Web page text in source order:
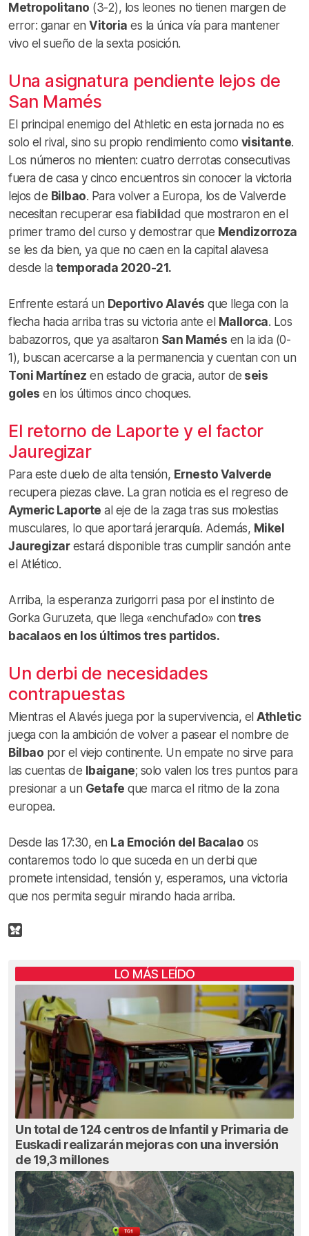
Metropolitano (3-2), los leones no tienen margen de
error: ganar en Vitoria es la única vía para mantener
vivo el sueño de la sexta posición.
Una asignatura pendiente lejos de
San Mamés
El principal enemigo del Athletic en esta jornada no es
solo el rival, sino su propio rendimiento como visitante.
Los números no mienten: cuatro derrotas consecutivas
fuera de casa y cinco encuentros sin conocer la victoria
lejos de Bilbao. Para volver a Europa, los de Valverde
necesitan recuperar esa fiabilidad que mostraron en el
primer tramo del curso y demostrar que Mendizorroza
se les da bien, ya que no caen en la capital alavesa
desde la temporada 2020-21.
Enfrente estará un Deportivo Alavés que llega con la
flecha hacia arriba tras su victoria ante el Mallorca. Los
babazorros, que ya asaltaron San Mamés en la ida (0-
1), buscan acercarse a la permanencia y cuentan con un
Toni Martínez en estado de gracia, autor de seis
goles en los últimos cinco choques.
El retorno de Laporte y el factor
Jauregizar
Para este duelo de alta tensión, Ernesto Valverde
recupera piezas clave. La gran noticia es el regreso de
Aymeric Laporte al eje de la zaga tras sus molestias
musculares, lo que aportará jerarquía. Además, Mikel
Jauregizarestará disponible tras cumplir sanción ante
el Atlético.
Arriba, la esperanza zurigorri pasa por el instinto de
Gorka Guruzeta, que llega «enchufado» con tres
bacalaos en los últimos tres partidos.
Un derbi de necesidades
contrapuestas
Mientras el Alavés juega por la supervivencia, el Athletic
juega con la ambición de volver a pasear el nombre de
Bilbao por el viejo continente. Un empate no sirve para
las cuentas de Ibaigane; solo valen los tres puntos para
presionar a un Getafe que marca el ritmo de la zona
europea.
Desde las 17:30, en La Emoción del Bacalao os
contaremos todo lo que suceda en un derbi que
promete intensidad, tensión y, esperamos, una victoria
que nos permita seguir mirando hacia arriba.
LO MÁS LEÍDO
Un total de 124 centros de Infantil y Primaria de
Euskadi realizarán mejoras con una inversión
de 19,3 millones